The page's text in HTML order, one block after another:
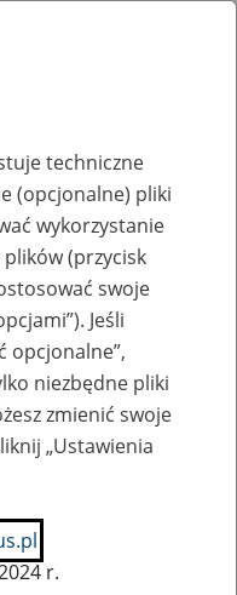
lub
pracy
techniczne
(opcjonalne) pliki
wykorzystanie
(przycisk
swoje
Jeśli
opcjonalne”,
niezbędne pliki
zmienić swoje
„Ustawienia
r.